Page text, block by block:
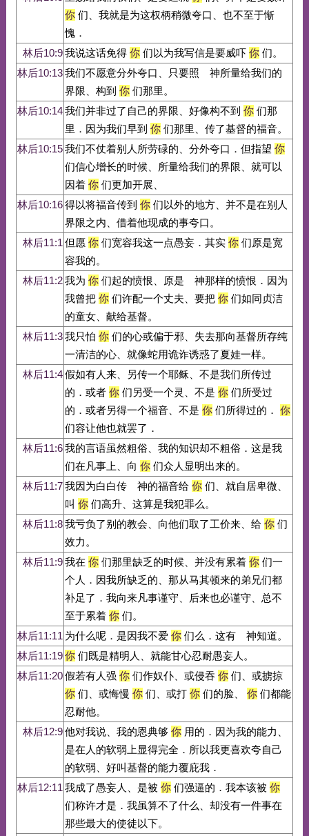
你们、我就是为这权柄稍微夸口、也不至于惭
愧．
林后10:9我说这话免得 你们以为我写信是要威吓 你们。
林后10:13我们不愿意分外夸口、只要照 神所量给我们的
界限、构到 你们那里。
林后10:14我们并非过了自己的界限、好像构不到 你们那
里．因为我们早到 你们那里、传了基督的福音。
林后10:15我们不仗着别人所劳碌的、分外夸口．但指望 你
们信心增长的时候、所量给我们的界限、就可以
因着 你们更加开展、
林后10:16得以将福音传到 你们以外的地方、并不是在别人
界限之内、借着他现成的事夸口。
林后11:1 但愿 你们宽容我这一点愚妄．其实 你们原是宽
容我的。
林后11:2我为 你们起的愤恨、原是 神那样的愤恨．因为
我曾把 你们许配一个丈夫、要把 你们如同贞洁
的童女、献给基督。
林后11:3我只怕 你们的心或偏于邪、失去那向基督所存纯
一清洁的心、就像蛇用诡诈诱惑了夏娃一样。
林后11:4假如有人来、另传一个耶稣、不是我们所传过
的．或者 你们另受一个灵、不是 你们所受过
的．或者另得一个福音、不是 你们所得过的． 你
们容让他也就罢了．
林后11:6我的言语虽然粗俗、我的知识却不粗俗．这是我
们在凡事上、向 你们众人显明出来的。
林后11:7我因为白白传 神的福音给 你们、就自居卑微、
叫 你们高升、这算是我犯罪么。
林后11:8我亏负了别的教会、向他们取了工价来、给 你们
效力。
林后11:9我在 你们那里缺乏的时候、并没有累着 你们一
个人．因我所缺乏的、那从马其顿来的弟兄们都
补足了．我向来凡事谨守、后来也必谨守、总不
至于累着 你们。
林后11:11 为什么呢．是因我不爱 你们么．这有 神知道。
林后11:19你们既是精明人、就能甘心忍耐愚妄人。
林后11:20假若有人强 你们作奴仆、或侵吞 你们、或掳掠
你们、或悔慢 你们、或打 你们的脸、 你们都能
忍耐他。
林后12:9他对我说、我的恩典够 你用的．因为我的能力、
是在人的软弱上显得完全．所以我更喜欢夸自己
的软弱、好叫基督的能力覆庇我．
林后12:11 我成了愚妄人、是被 你们强逼的．我本该被 你
们称许才是．我虽算不了什么、却没有一件事在
那些最大的使徒以下。